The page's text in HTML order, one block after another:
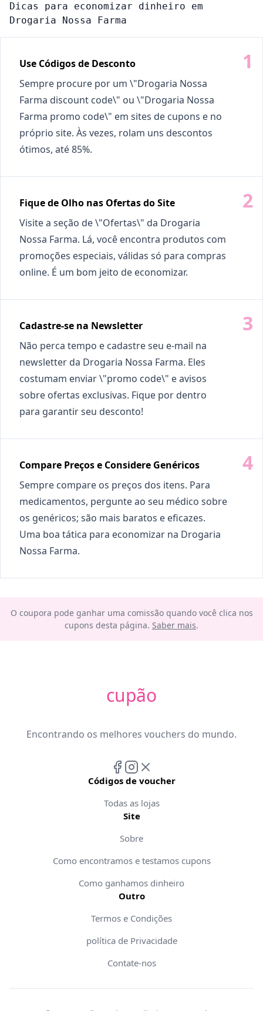
Dicas para economizar dinheiro em
Drogaria Nossa Farma
Use Códigos de Desconto
Sempre procure por um \"Drogaria Nossa
Farma discount code\" ou \"Drogaria Nossa
Farma promo code\" em sites de cupons e no
próprio site. Às vezes, rolam uns descontos
ótimos, até 85%.
Fique de Olho nas Ofertas do Site
Visite a seção de \"Ofertas\" da Drogaria
Nossa Farma. Lá, você encontra produtos com
promoções especiais, válidas só para compras
online. É um bom jeito de economizar.
Cadastre-se na Newsletter
Não perca tempo e cadastre seu e-mail na
newsletter da Drogaria Nossa Farma. Eles
costumam enviar \"promo code\" e avisos
sobre ofertas exclusivas. Fique por dentro
para garantir seu desconto!
Compare Preços e Considere Genéricos
Sempre compare os preços dos itens. Para
medicamentos, pergunte ao seu médico sobre
os genéricos; são mais baratos e eficazes.
Uma boa tática para economizar na Drogaria
Nossa Farma.
O coupora pode ganhar uma comissão quando você clica nos
cupons desta página. Saber mais.
cupão
Encontrando os melhores vouchers do mundo.
Códigos de voucher
Todas as lojas
Site
Sobre
Como encontramos e testamos cupons
Como ganhamos dinheiro
Outro
Termos e Condições
política de Privacidade
Contate-nos